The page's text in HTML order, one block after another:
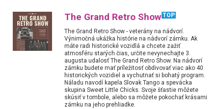
The Grand Retro Show TOP
The Grand Retro Show - veterány na nádvorí.
Výnimočná ukážka histórie na nádvorí zámku. Ak
máte radi historické vozidlá a chcete zažiť
atmosféru starých čias, určite nevynechajte 3.
augusta udalosť The Grand Retro Show. Na nádvorí
zámku budete mať príležitosť obdivovať viac ako 40
historických vozidiel a vychutnať si bohatý program.
Náladu navodí kapela Slovak Tango a spevácka
skupina Sweet Little Chicks. Svoje šťastie môžete
skúsiť v tombole, alebo sa môžete pokochať krásami
zámku na jeho prehliadke.